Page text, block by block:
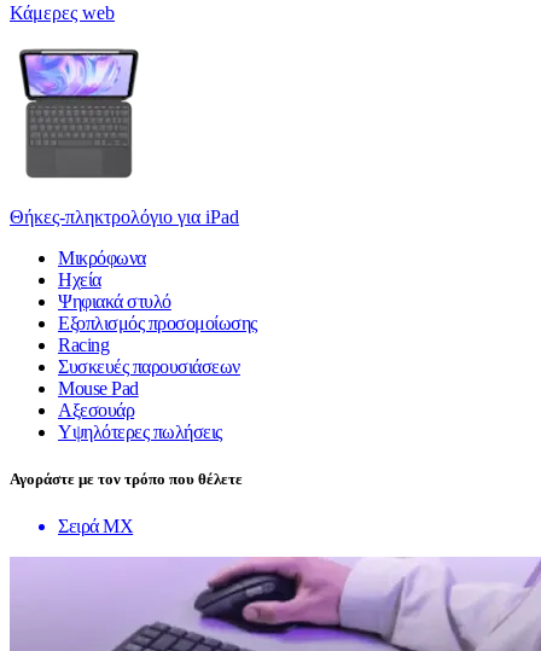
Κάμερες web
Θήκες-πληκτρολόγιο για iPad
Μικρόφωνα
Ηχεία
Ψηφιακά στυλό
Εξοπλισμός προσομοίωσης
Racing
Συσκευές παρουσιάσεων
Mouse Pad
Αξεσουάρ
Υψηλότερες πωλήσεις
Αγοράστε με τον τρόπο που θέλετε
Σειρά MX